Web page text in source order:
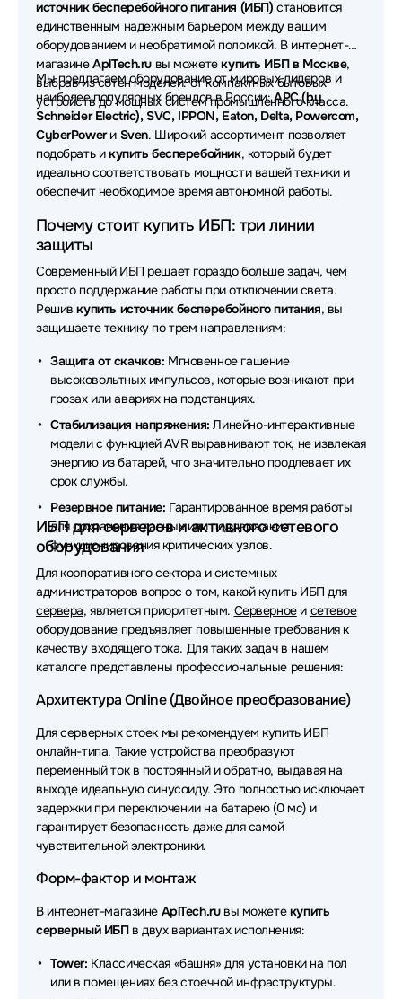
Источники бесперебойного питания (ИБП - UPS)
SVC
Источники бесперебойного питания (ИБП - UPS)
Импульс
Источники бесперебойного питания (ИБП - UPS)
Tuncmatik
Источники бесперебойного питания (ИБП - UPS)
Systeme Electric
Источники бесперебойного питания (ИБП - UPS)
Источники бесперебойного питания (ИБП - UPS)
Delta
Штиль
Источники бесперебойного питания (ИБП - UPS)
Источники бесперебойного питания (ИБП - UPS)
БАСТИОН
Источники бесперебойного питания (ИБП - UPS)
SMARTWATT
Источники бесперебойного питания (ИБП - UPS) ITK
Источники бесперебойного питания (ИБП - UPS)
Vertiv
Источники бесперебойного питания (ИБП - UPS)
Legrand
Источники бесперебойного питания (ИБП - UPS)
Источники бесперебойного питания (ИБП - UPS)
Связь инжиниринг
Источники бесперебойного питания (ИБП - UPS)
ELTENA
ACD
Источники бесперебойного питания (ИБП - UPS)
Astergo
Источники бесперебойного питания (ИБП - UPS)
Raskat
источник бесперебойного питания (ИБП) становится
единственным надежным барьером между вашим
оборудованием и необратимой поломкой. В интернет-
магазинеAplTech.ru вы можетекупить ИБП в Москве,
выбрав из сотен моделей: от компактных бытовых
устройств до мощных систем промышленного класса.
Мы предлагаем оборудование от мировых лидеров и
наиболее популярных брендов в России:APC (by
Schneider Electric), SVC, IPPON, Eaton, Delta, Powercom,
CyberPowerи Sven. Широкий ассортимент позволяет
подобрать икупить бесперебойник, который будет
идеально соответствовать мощности вашей техники и
обеспечит необходимое время автономной работы.
Почему стоит купить ИБП: три линии
защиты
Современный ИБП решает гораздо больше задач, чем
просто поддержание работы при отключении света.
Решивкупить источник бесперебойного питания, вы
защищаете технику по трем направлениям:
Защита от скачков: Мгновенное гашение
высоковольтных импульсов, которые возникают при
грозах или авариях на подстанциях.
Стабилизация напряжения: Линейно-интерактивные
модели с функцией AVR выравнивают ток, не извлекая
энергию из батарей, что значительно продлевает их
срок службы.
Резервное питание: Гарантированное время работы
для сохранения данных или поддержания
функционирования критических узлов.
ИБП для серверов и активного сетевого
оборудования
Для корпоративного сектора и системных
администраторов вопрос о том, какой купить ИБП для
сервера, является приоритетным. Серверноеи сетевое
оборудованиепредъявляет повышенные требования к
качеству входящего тока. Для таких задач в нашем
каталоге представлены профессиональные решения:
Архитектура Online (Двойное преобразование)
Для серверных стоек мы рекомендуем купить ИБП
онлайн-типа. Такие устройства преобразуют
переменный ток в постоянный и обратно, выдавая на
выходе идеальную синусоиду. Это полностью исключает
задержки при переключении на батарею (0 мс) и
гарантирует безопасность даже для самой
чувствительной электроники.
Форм-фактор и монтаж
В интернет-магазине AplTech.ruвы можетекупить
серверный ИБПв двух вариантах исполнения:
Tower: Классическая «башня» для установки на пол
или в помещениях без стоечной инфраструктуры.